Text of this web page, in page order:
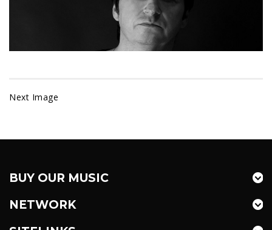
Next Image
BUY OUR MUSIC
NETWORK